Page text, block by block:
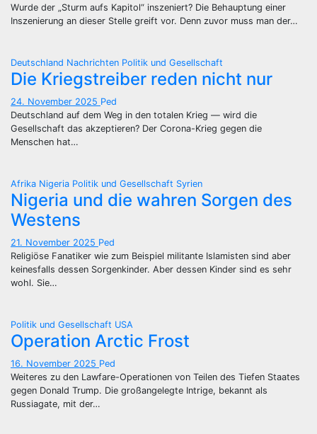
Wurde der „Sturm aufs Kapitol“ inszeniert? Die Behauptung einer
Inszenierung an dieser Stelle greift vor. Denn zuvor muss man der…
Deutschland Nachrichten Politik und Gesellschaft
Die Kriegstreiber reden nicht nur
24. November 2025 Ped
Deutschland auf dem Weg in den totalen Krieg — wird die
Gesellschaft das akzeptieren? Der Corona-Krieg gegen die
Menschen hat…
Afrika Nigeria Politik und Gesellschaft Syrien
Nigeria und die wahren Sorgen des
Westens
21. November 2025 Ped
Religiöse Fanatiker wie zum Beispiel militante Islamisten sind aber
keinesfalls dessen Sorgenkinder. Aber dessen Kinder sind es sehr
wohl. Sie…
Politik und Gesellschaft USA
Operation Arctic Frost
16. November 2025 Ped
Weiteres zu den Lawfare-Operationen von Teilen des Tiefen Staates
gegen Donald Trump. Die großangelegte Intrige, bekannt als
Russiagate, mit der…